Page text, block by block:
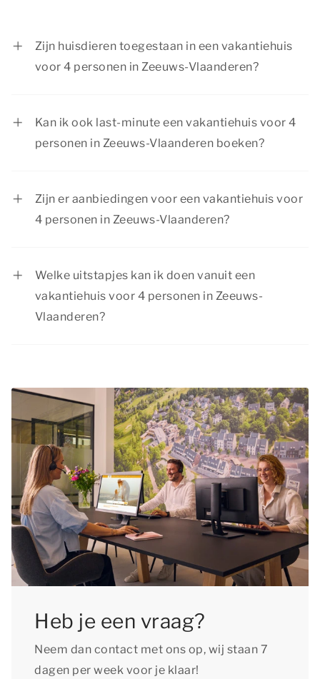
Zijn huisdieren toegestaan in een vakantiehuis
voor 4 personen in Zeeuws-Vlaanderen?
Kan ik ook last-minute een vakantiehuis voor 4
personen in Zeeuws-Vlaanderen boeken?
Zijn er aanbiedingen voor een vakantiehuis voor
4 personen in Zeeuws-Vlaanderen?
Welke uitstapjes kan ik doen vanuit een
vakantiehuis voor 4 personen in Zeeuws-
Vlaanderen?
Zeeuws-Vlaanderen. Er is namelijk van alles te
beleven voor jong en oud! Maak bijvoorbeeld
kennis met de lokale specialiteiten in een
sfeervolle plaats, geniet van een ontspannen
fietstocht in een prachtig natuurgebied of daag
jezelf uit met diverse sportieve activiteiten. Het
brede aanbod aan diverse activiteiten zorgt voor
onbeperkt vakantieplezier!
Heb je een vraag?
Neem dan contact met ons op, wij staan 7
dagen per week voor je klaar!